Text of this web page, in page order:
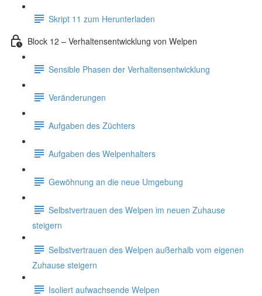
Skript 11 zum Herunterladen
Block 12 – Verhaltensentwicklung von Welpen
Sensible Phasen der Verhaltensentwicklung
Veränderungen
Aufgaben des Züchters
Aufgaben des Welpenhalters
Gewöhnung an die neue Umgebung
Selbstvertrauen des Welpen im neuen Zuhause
steigern
Selbstvertrauen des Welpen außerhalb vom eigenen
Zuhause steigern
Isoliert aufwachsende Welpen